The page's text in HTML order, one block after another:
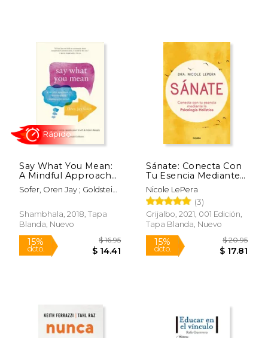
dcto.
40%
dcto.
Say What You Mean:
A Mindful Approach
to Nonviolent
Communication (en
Sofer, Oren Jay ; Goldstein,
Shambhala, 2018, Tapa
Blanda, Nuevo
Sánate: Conecta Con
Tu Esencia Mediante
La Psicología
Holística / How to Do
the Work
Nicole LePera
(3)
Grijalbo, 2021, 001 Edición,
Tapa Blanda, Nuevo